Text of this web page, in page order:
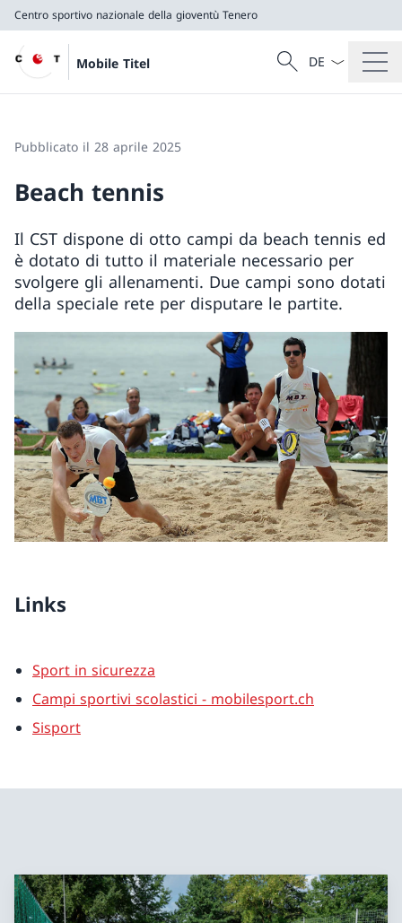
Centro sportivo nazionale della gioventù Tenero
Mobile Titel
Cercare
Ricerca
Dal menu a
Pubblicato il 28 aprile 2025
Beach tennis
Il CST dispone di otto campi da beach tennis ed
è dotato di tutto il materiale necessario per
svolgere gli allenamenti. Due campi sono dotati
della speciale rete per disputare le partite.
Links
Sport in sicurezza
Campi sportivi scolastici - mobilesport.ch
Sisport